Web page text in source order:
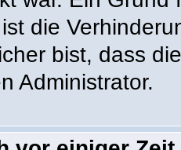
die
bist, dass
Administrator.